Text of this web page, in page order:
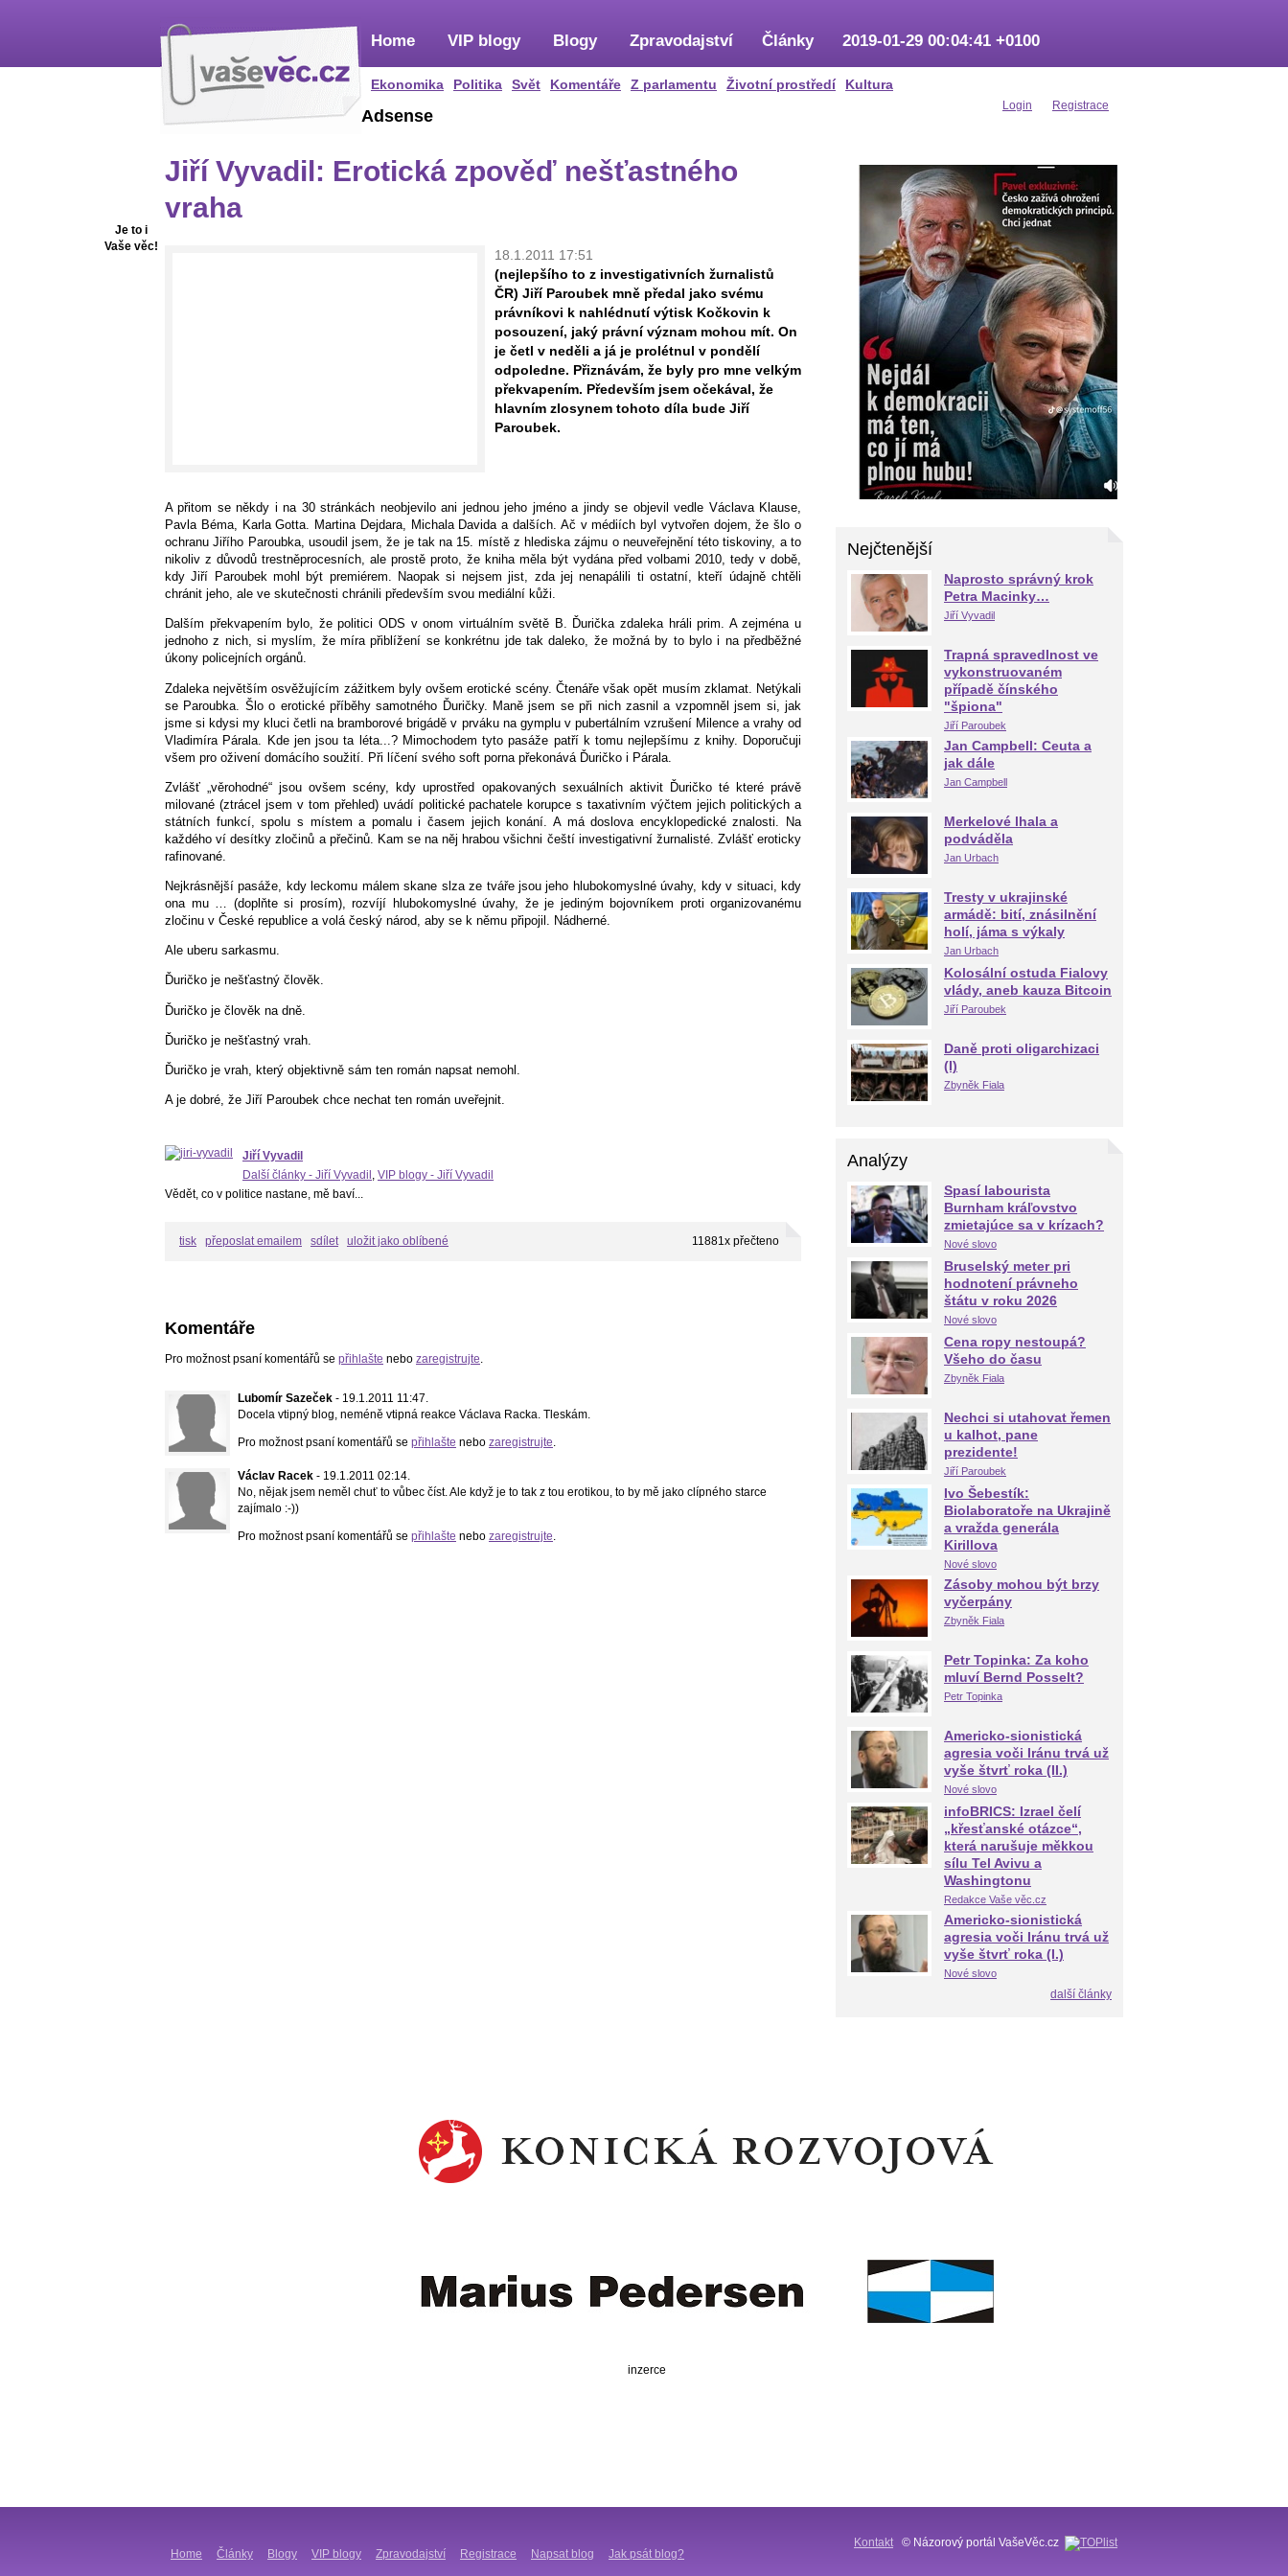
Home
Ekonomika Politika Svět Komentáře Z parlamentu Životní prostředí Kultura
VIP blogy Blogy Zpravodajství Články 2019-01-29 00:04:41 +0100
Login Registrace
Je to i
Vaše věc!
Adsense
Jiří Vyvadil: Erotická zpověď nešťastného
vraha
18.1.2011 17:51
(nejlepšího to z investigativních žurnalistů
ČR) Jiří Paroubek mně předal jako svému
právníkovi k nahlédnutí výtisk Kočkovin k
posouzení, jaký právní význam mohou mít. On
je četl v neděli a já je prolétnul v pondělí
odpoledne. Přiznávám, že byly pro mne velkým
překvapením. Především jsem očekával, že
hlavním zlosynem tohoto díla bude Jiří
Paroubek.
A přitom se někdy i na 30 stránkách neobjevilo ani jednou jeho jméno a jindy se objevil vedle Václava Klause,
Pavla Béma, Karla Gotta. Martina Dejdara, Michala Davida a dalších. Ač v médiích byl vytvořen dojem, že šlo o
ochranu Jiřího Paroubka, usoudil jsem, že je tak na 15. místě z hlediska zájmu o neuveřejnění této tiskoviny, a to
nikoliv z důvodů trestněprocesních, ale prostě proto, že kniha měla být vydána před volbami 2010, tedy v době,
kdy Jiří Paroubek mohl být premiérem. Naopak si nejsem jist, zda jej nenapálili ti ostatní, kteří údajně chtěli
chránit jeho, ale ve skutečnosti chránili především svou mediální kůži.
Dalším překvapením bylo, že politici ODS v onom virtuálním světě B. Ďurička zdaleka hráli prim. A zejména u
jednoho z nich, si myslím, že míra přiblížení se konkrétnu jde tak daleko, že možná by to bylo i na předběžné
úkony policejních orgánů.
Zdaleka největším osvěžujícím zážitkem byly ovšem erotické scény. Čtenáře však opět musím zklamat. Netýkali
se Paroubka. Šlo o erotické příběhy samotného Ďuričky. Maně jsem se při nich zasnil a vzpomněl jsem si, jak
jsme si kdysi my kluci četli na bramborové brigádě v prváku na gymplu v pubertálním vzrušení Milence a vrahy od
Vladimíra Párala. Kde jen jsou ta léta...? Mimochodem tyto pasáže patří k tomu nejlepšímu z knihy. Doporučuji
všem pro oživení domácího soužití. Při líčení svého soft porna překonává Ďuričko i Párala.
Zvlášť „věrohodné“ jsou ovšem scény, kdy uprostřed opakovaných sexuálních aktivit Ďuričko té které právě
milované (ztrácel jsem v tom přehled) uvádí politické pachatele korupce s taxativním výčtem jejich politických a
státních funkcí, spolu s místem a pomalu i časem jejich konání. A má doslova encyklopedické znalosti. Na
každého ví desítky zločinů a přečinů. Kam se na něj hrabou všichni čeští investigativní žurnalisté. Zvlášť eroticky
rafinované.
Nejkrásnější pasáže, kdy leckomu málem skane slza ze tváře jsou jeho hlubokomyslné úvahy, kdy v situaci, kdy
ona mu … (doplňte si prosím), rozvíjí hlubokomyslné úvahy, že je jediným bojovníkem proti organizovanému
zločinu v České republice a volá český národ, aby se k němu připojil. Nádherné.
Ale uberu sarkasmu.
Ďuričko je nešťastný člověk.
Ďuričko je člověk na dně.
Ďuričko je nešťastný vrah.
Ďuričko je vrah, který objektivně sám ten román napsat nemohl.
A je dobré, že Jiří Paroubek chce nechat ten román uveřejnit.
Jiří Vyvadil
Další články - Jiří Vyvadil , VIP blogy - Jiří Vyvadil
Vědět, co v politice nastane, mě baví...
tisk přeposlat emailem sdílet uložit jako oblíbené 11881x přečteno
Komentáře
Pro možnost psaní komentářů se přihlašte nebo zaregistrujte.
Lubomír Sazeček - 19.1.2011 11:47.
Docela vtipný blog, neméně vtipná reakce Václava Racka. Tleskám.
Pro možnost psaní komentářů se přihlašte nebo zaregistrujte.
Václav Racek - 19.1.2011 02:14.
No, nějak jsem neměl chuť to vůbec číst. Ale když je to tak z tou erotikou, to by mě jako clípného starce
zajímalo :-))
Pro možnost psaní komentářů se přihlašte nebo zaregistrujte.
Nejčtenější
Naprosto správný krok
Petra Macinky…
Jiří Vyvadil
Trapná spravedlnost ve
vykonstruovaném
případě čínského
"špiona"
Jiří Paroubek
Jan Campbell: Ceuta a
jak dále
Jan Campbell
Merkelové lhala a
podváděla
Jan Urbach
Tresty v ukrajinské
armádě: bití, znásilnění
holí, jáma s výkaly
Jan Urbach
Kolosální ostuda Fialovy
vlády, aneb kauza Bitcoin
Jiří Paroubek
Daně proti oligarchizaci
(I)
Zbyněk Fiala
Analýzy
Spasí labourista
Burnham kráľovstvo
zmietajúce sa v krízach?
Nové slovo
Bruselský meter pri
hodnotení právneho
štátu v roku 2026
Nové slovo
Cena ropy nestoupá?
Všeho do času
Zbyněk Fiala
Nechci si utahovat řemen
u kalhot, pane
prezidente!
Jiří Paroubek
Ivo Šebestík:
Biolaboratoře na Ukrajině
a vražda generála
Kirillova
Nové slovo
Zásoby mohou být brzy
vyčerpány
Zbyněk Fiala
Petr Topinka: Za koho
mluví Bernd Posselt?
Petr Topinka
Americko-sionistická
agresia voči Iránu trvá už
vyše štvrť roka (II.)
Nové slovo
infoBRICS: Izrael čelí
„křesťanské otázce“,
která narušuje měkkou
sílu Tel Avivu a
Washingtonu
Redakce Vaše věc.cz
Americko-sionistická
agresia voči Iránu trvá už
vyše štvrť roka (I.)
Nové slovo
další články
inzerce
Home Články Blogy VIP blogy Zpravodajství Registrace Napsat blog Jak psát blog?
Kontakt © Názorový portál VašeVěc.cz